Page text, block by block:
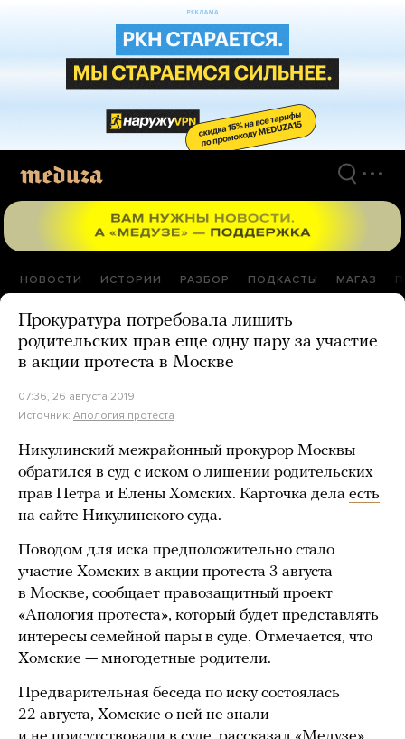
НОВОСТИ ИСТОРИИ РАЗБОР ПОДКАСТЫ МАГАЗ
Прокуратура потребовала лишить
родительских прав еще одну пару за участие
в акции протеста в Москве
07:36, 26 августа 2019
Источник: Апология протеста
Никулинский межрайонный прокурор Москвы
обратился в суд с иском о лишении родительских
прав Петра и Елены Хомских. Карточка дела есть
на сайте Никулинского суда.
Поводом для иска предположительно стало
участие Хомских в акции протеста 3 августа
в Москве, сообщает правозащитный проект
«Апология протеста», который будет представлять
интересы семейной пары в суде. Отмечается, что
Хомские — многодетные родители.
Предварительная беседа по иску состоялась
22 августа, Хомские о ней не знали